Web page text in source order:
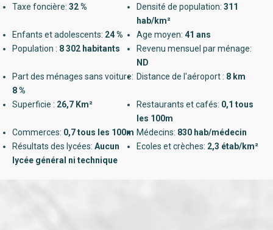
Taxe foncière: 32 % Densité de population: 311
hab/km²
Enfants et adolescents: 24 % Age moyen: 41 ans
Population : 8 302 habitants
Revenu mensuel par ménage:
ND
Part des ménages sans voiture:
8 %
Distance de l'aéroport : 8 km
Superficie : 26,7 Km² Restaurants et cafés: 0,1 tous
les 100m
Commerces: 0,7 tous les 100m Médecins: 830 hab/médecin
Résultats des lycées: Aucun
lycée général ni technique
Ecoles et crèches: 2,3 étab/km²